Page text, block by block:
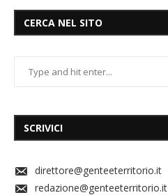
CERCA NEL SITO
SCRIVICI
direttore@genteeterritorio.it
redazione@genteeterritorio.it